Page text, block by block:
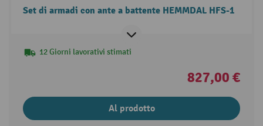
Set di armadi con ante a battente HEMMDAL HFS-1
12 Giorni lavorativi stimati
827,00 €
Al prodotto